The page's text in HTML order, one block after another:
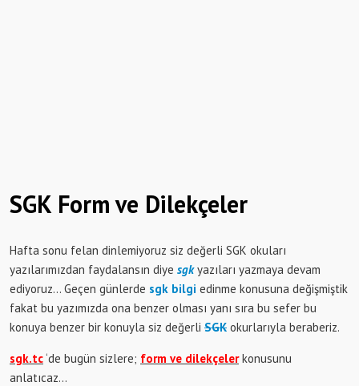
SGK Form ve Dilekçeler
Hafta sonu felan dinlemiyoruz siz değerli SGK okuları
yazılarımızdan faydalansın diye sgkyazıları yazmaya devam
ediyoruz… Geçen günlerde sgk bilgi edinme konusuna değişmiştik
fakat bu yazımızda ona benzer olması yanı sıra bu sefer bu
konuya benzer bir konuyla siz değerli SGK okurlarıyla beraberiz.
sgk.tc‘de bugün sizlere; form ve dilekçelerkonusunu
anlatıcaz…